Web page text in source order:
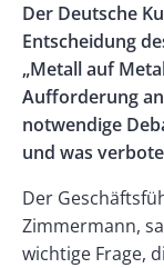
Left
Rectangle
Right
Body
Der Deutsche
Entscheidung
„Metall auf
Aufforderung
notwendige
und was
Der
Zimmermann,
wichtige Frage,